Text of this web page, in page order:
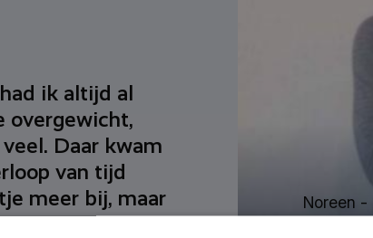
ik altijd al
overgewicht,
Daar kwam
van tijd
meer bij, maar
Noreen -